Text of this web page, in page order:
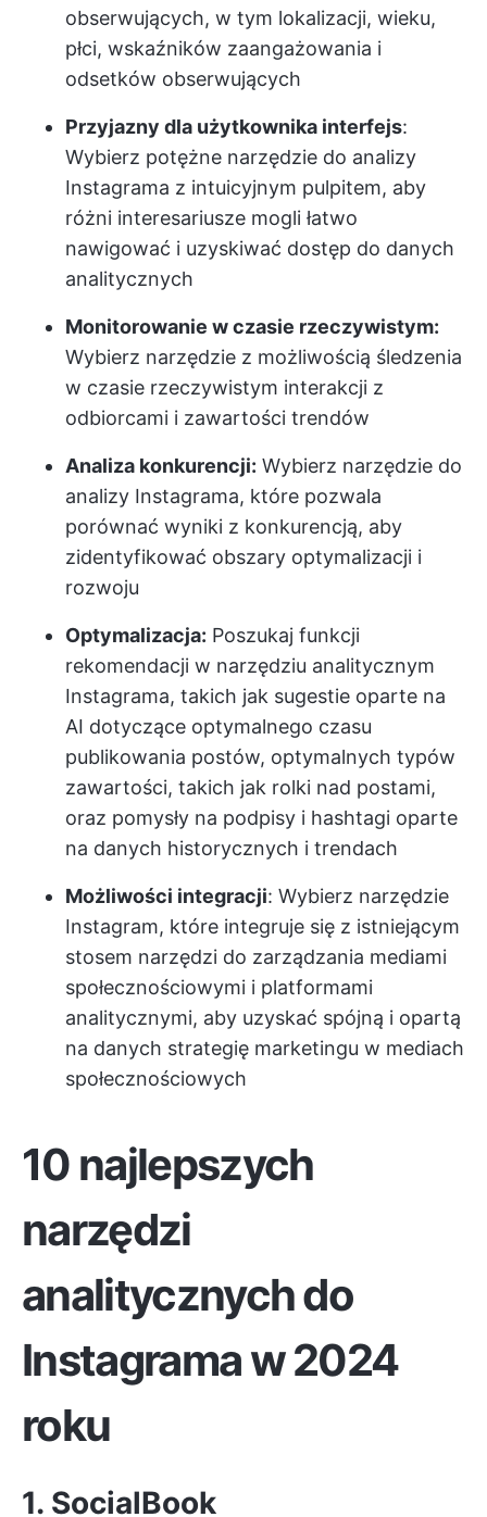
obserwujących, w tym lokalizacji, wieku,
płci, wskaźników zaangażowania i
odsetków obserwujących
Przyjazny dla użytkownika interfejs:
Wybierz potężne narzędzie do analizy
Instagrama z intuicyjnym pulpitem, aby
różni interesariusze mogli łatwo
nawigować i uzyskiwać dostęp do danych
analitycznych
Monitorowanie w czasie rzeczywistym:
Wybierz narzędzie z możliwością śledzenia
w czasie rzeczywistym interakcji z
odbiorcami i zawartości trendów
Analiza konkurencji: Wybierz narzędzie do
analizy Instagrama, które pozwala
porównać wyniki z konkurencją, aby
zidentyfikować obszary optymalizacji i
rozwoju
Optymalizacja: Poszukaj funkcji
rekomendacji w narzędziu analitycznym
Instagrama, takich jak sugestie oparte na
AI dotyczące optymalnego czasu
publikowania postów, optymalnych typów
zawartości, takich jak rolki nad postami,
oraz pomysły na podpisy i hashtagi oparte
na danych historycznych i trendach
Możliwości integracji: Wybierz narzędzie
Instagram, które integruje się z istniejącym
stosem narzędzi do zarządzania mediami
społecznościowymi i platformami
analitycznymi, aby uzyskać spójną i opartą
na danych strategię marketingu w mediach
społecznościowych
10 najlepszych
narzędzi
analitycznych do
Instagrama w 2024
roku
1. SocialBook